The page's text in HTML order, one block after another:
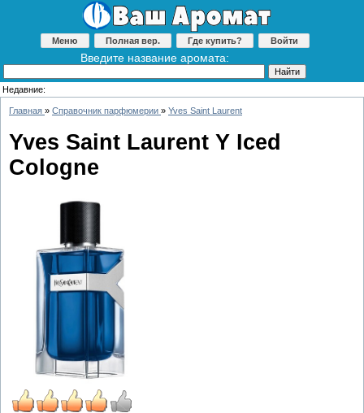
Меню Полная вер. Где купить? Войти
Введите название аромата:
Недавние:
Главная » Справочник парфюмерии » Yves Saint Laurent
Yves Saint Laurent Y Iced
Cologne